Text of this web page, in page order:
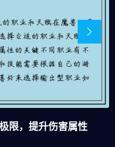
限，提升伤害属性